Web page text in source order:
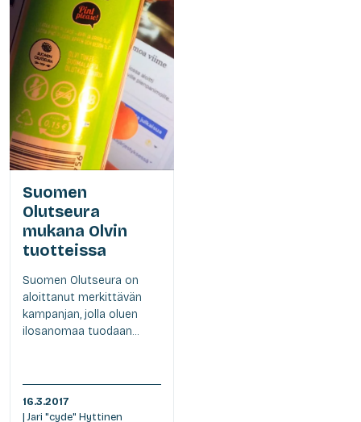
Suomen
Olutseura
mukana Olvin
tuotteissa
Suomen Olutseura on
aloittanut merkittävän
kampanjan, jolla oluen
ilosanomaa tuodaan...
16.3.2017
| Jari "cyde" Hyttinen